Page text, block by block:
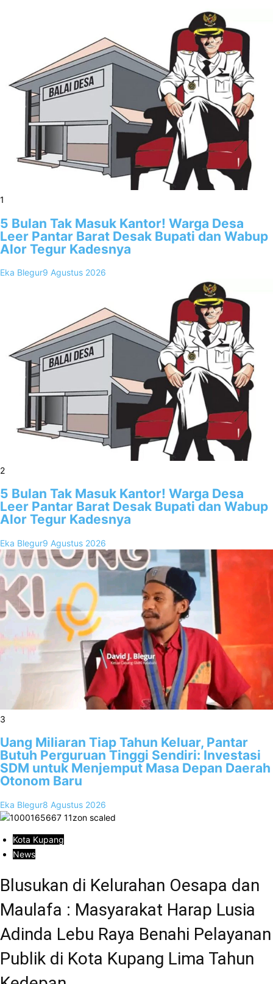
1
5 Bulan Tak Masuk Kantor! Warga Desa
Leer Pantar Barat Desak Bupati dan Wabup
Alor Tegur Kadesnya
Eka Blegur9 Agustus 2026
2
5 Bulan Tak Masuk Kantor! Warga Desa
Leer Pantar Barat Desak Bupati dan Wabup
Alor Tegur Kadesnya
Eka Blegur9 Agustus 2026
3
Uang Miliaran Tiap Tahun Keluar, Pantar
Butuh Perguruan Tinggi Sendiri: Investasi
SDM untuk Menjemput Masa Depan Daerah
Otonom Baru
Eka Blegur8 Agustus 2026
Kota Kupang
News
Blusukan di Kelurahan Oesapa dan
Maulafa : Masyarakat Harap Lusia
Adinda Lebu Raya Benahi Pelayanan
Publik di Kota Kupang Lima Tahun